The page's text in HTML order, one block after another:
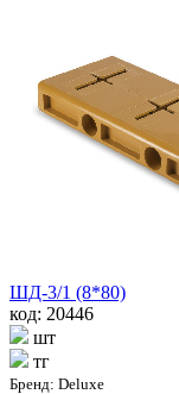
ШД-3/1 (8*80)
код: 20446
шт
тг
Бренд: Deluxe